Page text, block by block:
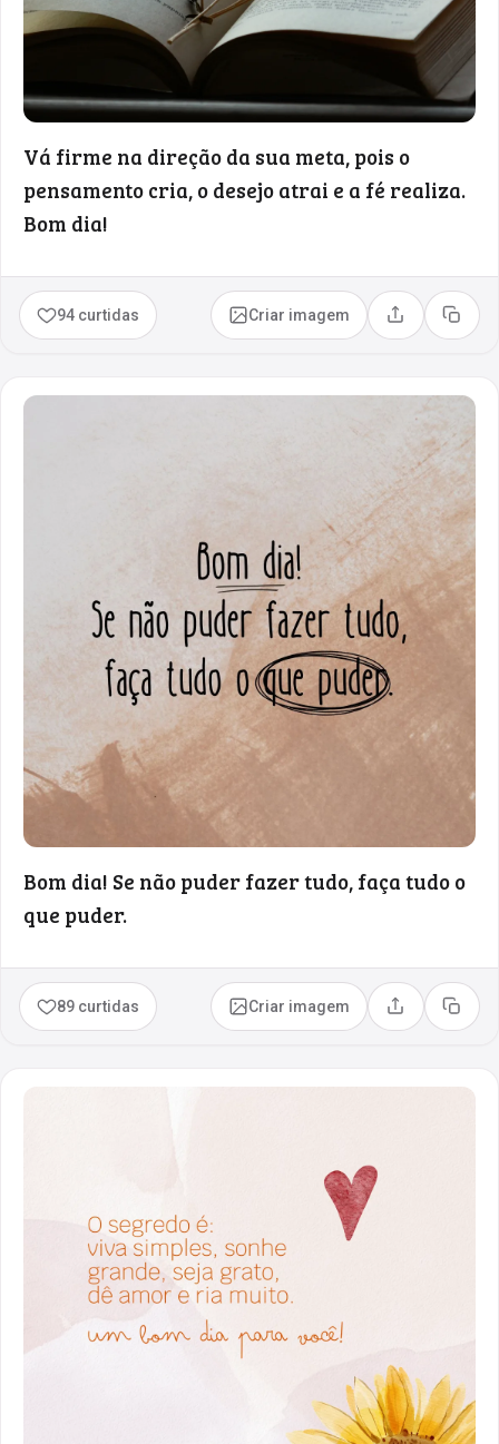
Vá firme na direção da sua meta, pois o
pensamento cria, o desejo atrai e a fé realiza.
Bom dia!
94 curtidas Criar imagem Compartilhar
Copiar
Bom dia! Se não puder fazer tudo, faça tudo o
que puder.
89 curtidas Criar imagem Compartilhar
Copiar